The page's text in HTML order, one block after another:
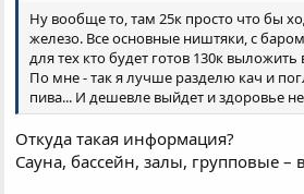
Ну вообще то, там 25к просто что бы
железо. Все основные ништяки, с
для тех кто будет готов 130к выложить
По мне - так я лучше разделю кач и
пива... И дешевле выйдет и здоровье
Откуда такая информация?
Сауна, бассейн, залы, групповые –